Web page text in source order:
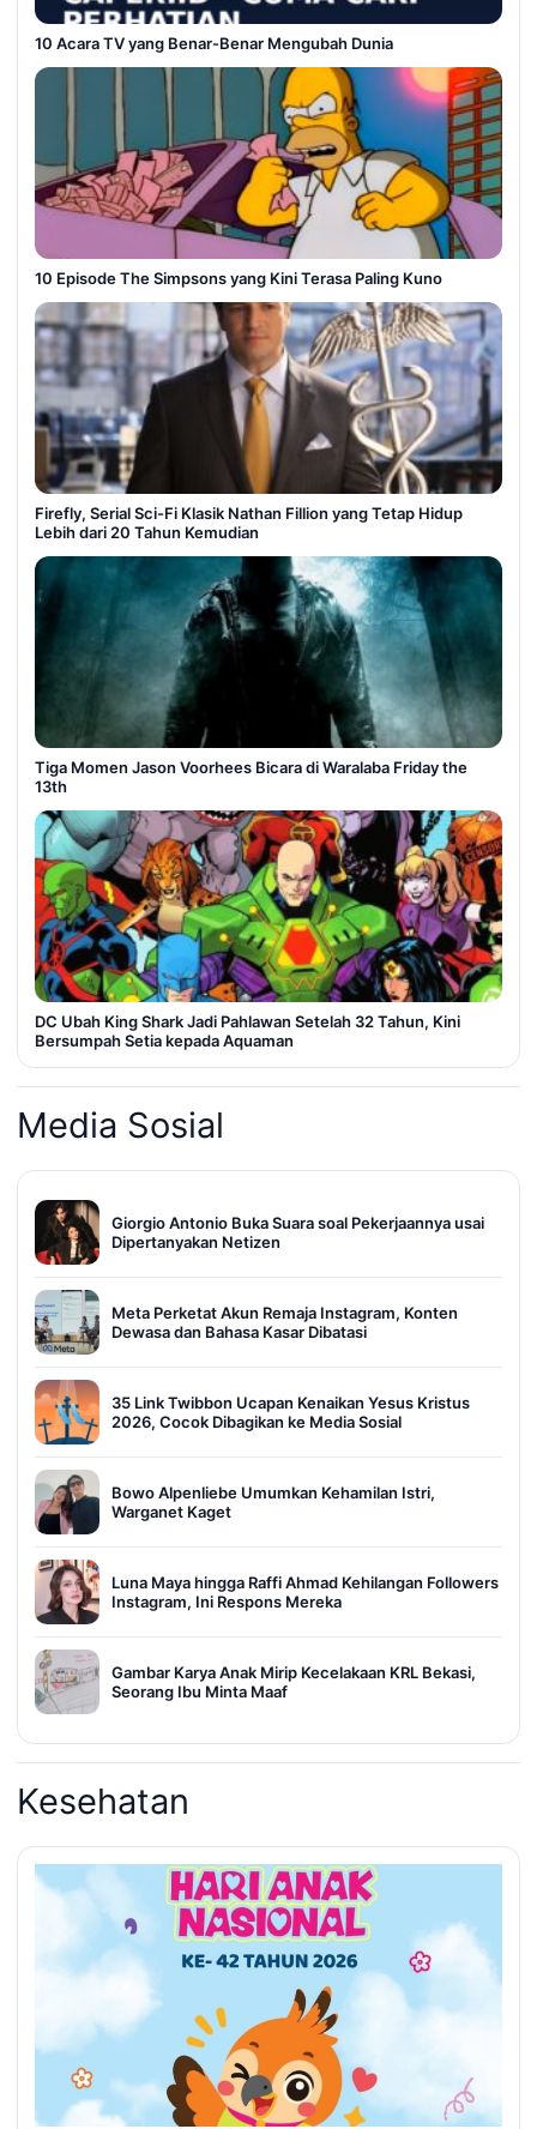
10 Acara TV yang Benar-Benar Mengubah Dunia
10 Episode The Simpsons yang Kini Terasa Paling Kuno
Firefly, Serial Sci-Fi Klasik Nathan Fillion yang Tetap Hidup
Lebih dari 20 Tahun Kemudian
Tiga Momen Jason Voorhees Bicara di Waralaba Friday the
13th
DC Ubah King Shark Jadi Pahlawan Setelah 32 Tahun, Kini
Bersumpah Setia kepada Aquaman
Media Sosial
Giorgio Antonio Buka Suara soal Pekerjaannya usai
Dipertanyakan Netizen
Meta Perketat Akun Remaja Instagram, Konten
Dewasa dan Bahasa Kasar Dibatasi
35 Link Twibbon Ucapan Kenaikan Yesus Kristus
2026, Cocok Dibagikan ke Media Sosial
Bowo Alpenliebe Umumkan Kehamilan Istri,
Warganet Kaget
Luna Maya hingga Raffi Ahmad Kehilangan Followers
Instagram, Ini Respons Mereka
Gambar Karya Anak Mirip Kecelakaan KRL Bekasi,
Seorang Ibu Minta Maaf
Kesehatan